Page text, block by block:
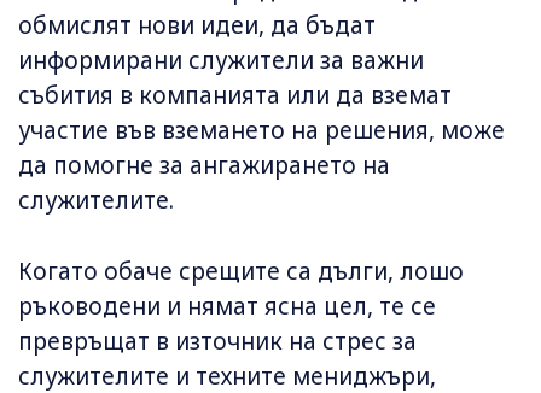
обмислят нови идеи, да бъдат
информирани служители за важни
събития в компанията или да вземат
участие във вземането на решения, може
да помогне за ангажирането на
служителите.
Когато обаче срещите са дълги, лошо
ръководени и нямат ясна цел, те се
превръщат в източник на стрес за
служителите и техните мениджъри,